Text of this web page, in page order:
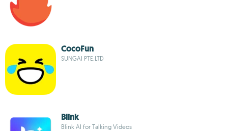
CocoFun
SUNGAI PTE.LTD
Blink
Blink AI for Talking Videos